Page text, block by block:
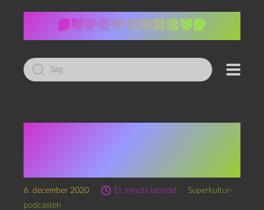
Led
efter:
6. december 2020 Et minuts læsetid
Superkultur-
podcasten